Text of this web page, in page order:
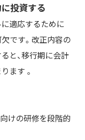
に投資する
適応するために
です。改正内容の
と、移行期に会計
ます 。
向けの研修を段階的